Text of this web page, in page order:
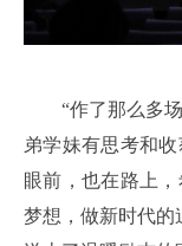
“作了那么多场
弟学妹有思考和
眼前，也在路上
梦想，做新时代的